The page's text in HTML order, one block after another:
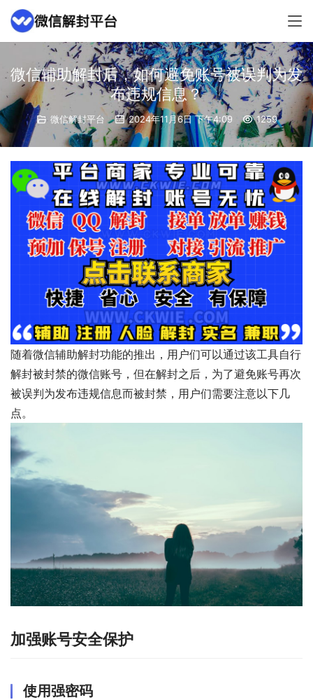
微信辅助解封后，如何避免账号被误判为发
布违规信息？
微信解封平台 2024年11月6日 下午4:09 1259
随着微信辅助解封功能的推出，用户们可以通过该工具自行
解封被封禁的微信账号，但在解封之后，为了避免账号再次
被误判为发布违规信息而被封禁，用户们需要注意以下几
点。
加强账号安全保护
使用强密码